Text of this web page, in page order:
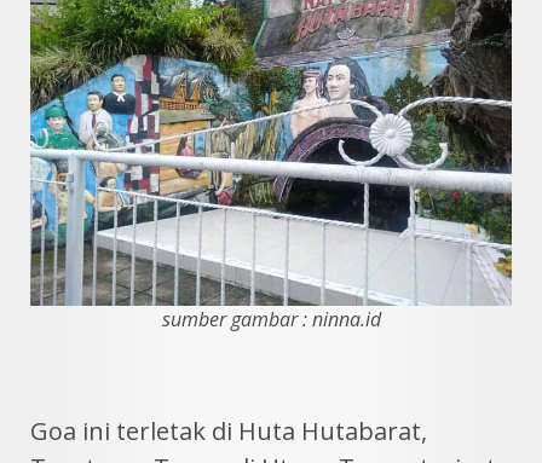
sumber gambar : ninna.id
Goa ini terletak di Huta Hutabarat,